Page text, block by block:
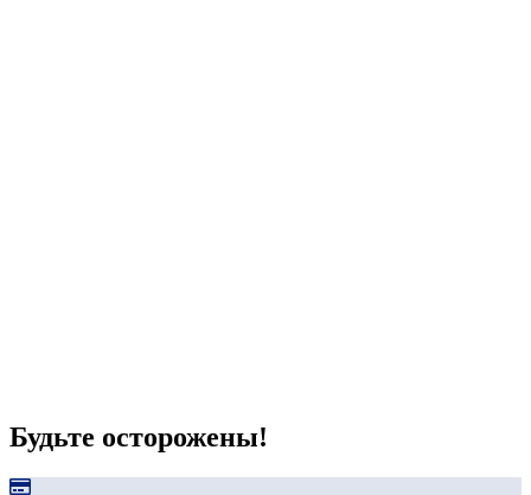
Будьте осторожены!